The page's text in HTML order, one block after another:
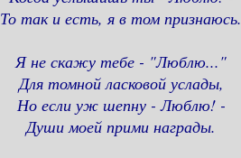
То так и есть, я в том признаюсь.
Я не скажу тебе - "Люблю..."
Для томной ласковой услады,
Но если уж шепну - Люблю! -
Души моей прими награды.